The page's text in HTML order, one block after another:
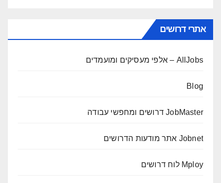
אתרי דרושים
AllJobs – אלפי מעסיקים ומועמדים
Blog
JobMaster דרושים ומחפשי עבודה
Jobnet אתר מודעות הדרושים
Mploy לוח דרושים